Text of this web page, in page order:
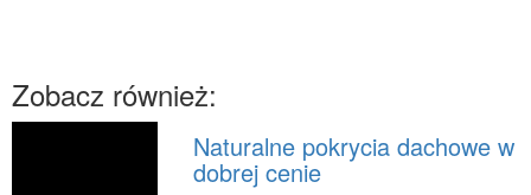
Hobby
Zajęcia Sportowe i Rekreacyjne
Zobacz również:
Naturalne pokrycia dachowe w
dobrej cenie